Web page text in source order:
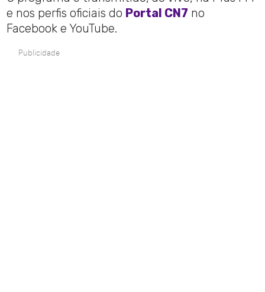
e nos perfis oficiais do Portal CN7 no
Facebook e YouTube.
Publicidade